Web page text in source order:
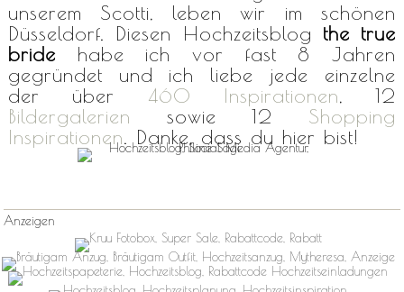
unserem Scotti, leben wir im schönen
Düsseldorf. Diesen Hochzeitsblog the true
bride habe ich vor fast 8 Jahren
gegründet und ich liebe jede einzelne
der über 460 Inspirationen, 12
Bildergalerien sowie 12 Shopping
Inspirationen. Danke, dass du hier bist!
Anzeigen